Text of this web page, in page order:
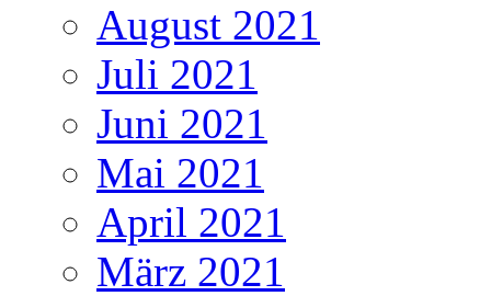
August 2021
Juli 2021
Juni 2021
Mai 2021
April 2021
März 2021